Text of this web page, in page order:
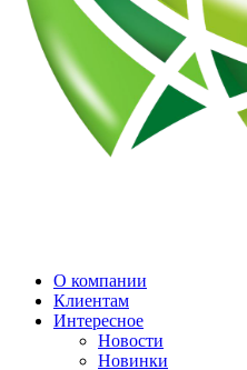
О компании
Клиентам
Интересное
Новости
Новинки